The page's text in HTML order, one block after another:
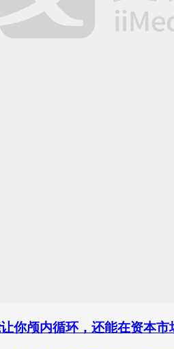
你颅内循环，还能在资本市